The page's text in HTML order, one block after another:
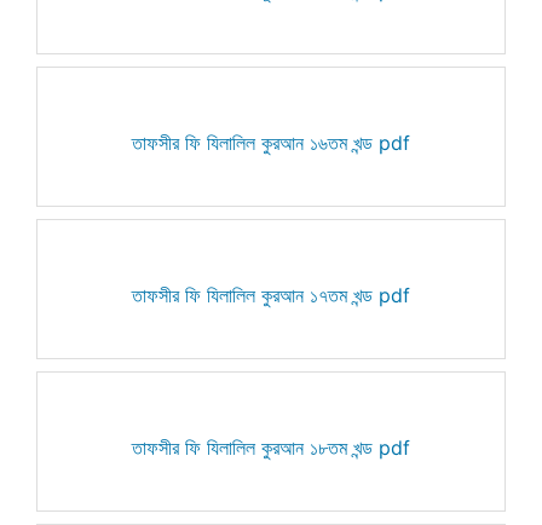
তাফসীর ফি যিলালিল কুরআন ১৬তম খন্ড pdf
তাফসীর ফি যিলালিল কুরআন ১৭তম খন্ড pdf
তাফসীর ফি যিলালিল কুরআন ১৮তম খন্ড pdf